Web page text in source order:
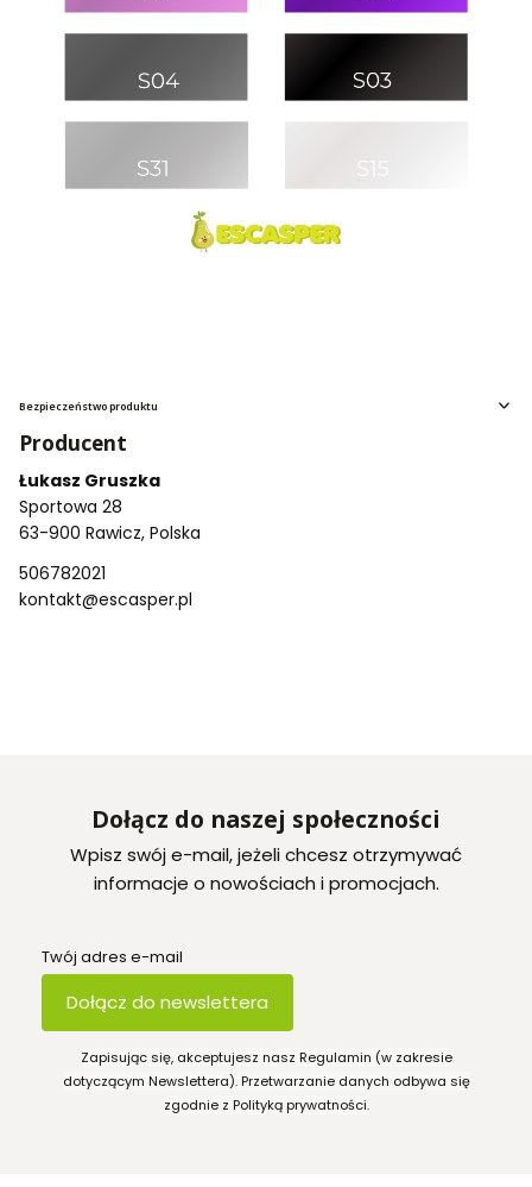
Bezpieczeństwo produktu
Producent
Łukasz Gruszka
Sportowa 28
63-900 Rawicz, Polska
506782021
kontakt@escasper.pl
Dołącz do naszej społeczności
Wpisz swój e-mail, jeżeli chcesz otrzymywać
informacje o nowościach i promocjach.
Twój adres e-mail
Dołącz do newslettera
Zapisując się, akceptujesz nasz Regulamin (w zakresie
dotyczącym Newslettera). Przetwarzanie danych odbywa się
zgodnie z Polityką prywatności.